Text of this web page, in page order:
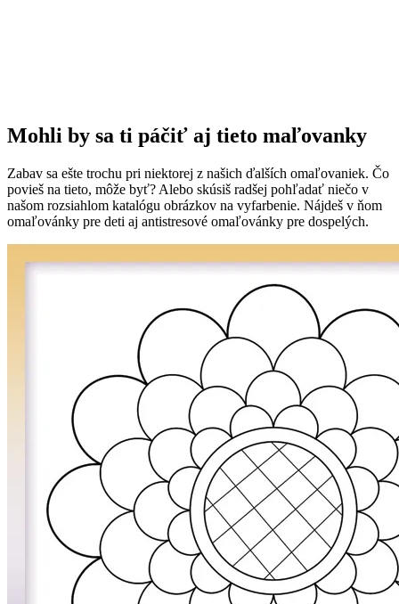
Mohli by sa ti páčiť aj tieto maľovanky
Zabav sa ešte trochu pri niektorej z našich ďalších omaľovaniek. Čo
povieš na tieto, môže byť? Alebo skúsiš radšej pohľadať niečo v
našom rozsiahlom katalógu obrázkov na vyfarbenie. Nájdeš v ňom
omaľovánky pre deti aj antistresové omaľovánky pre dospelých.